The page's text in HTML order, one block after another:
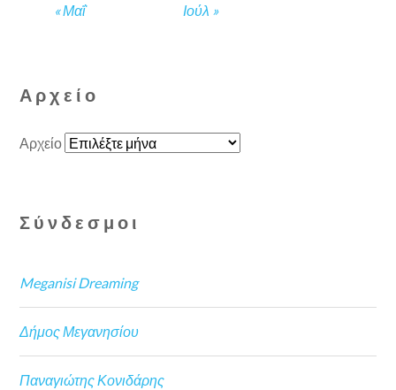
« Μαΐ Ιούλ »
Αρχείο
Αρχείο
Σύνδεσμοι
Meganisi Dreaming
Δήμος Μεγανησίου
Παναγιώτης Κονιδάρης